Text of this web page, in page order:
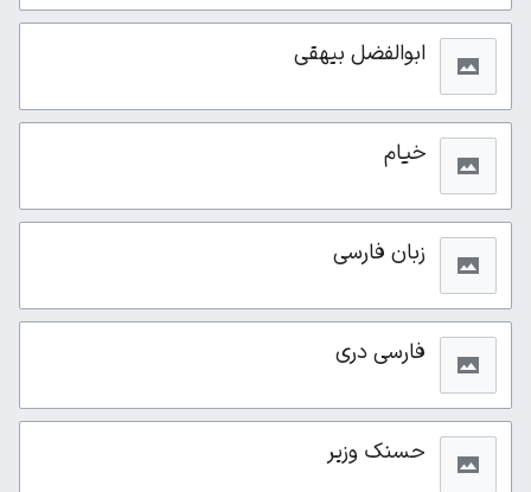
ابوالفضل بیهقی
خیام
زبان فارسی
فارسی دری
حسنک وزیر